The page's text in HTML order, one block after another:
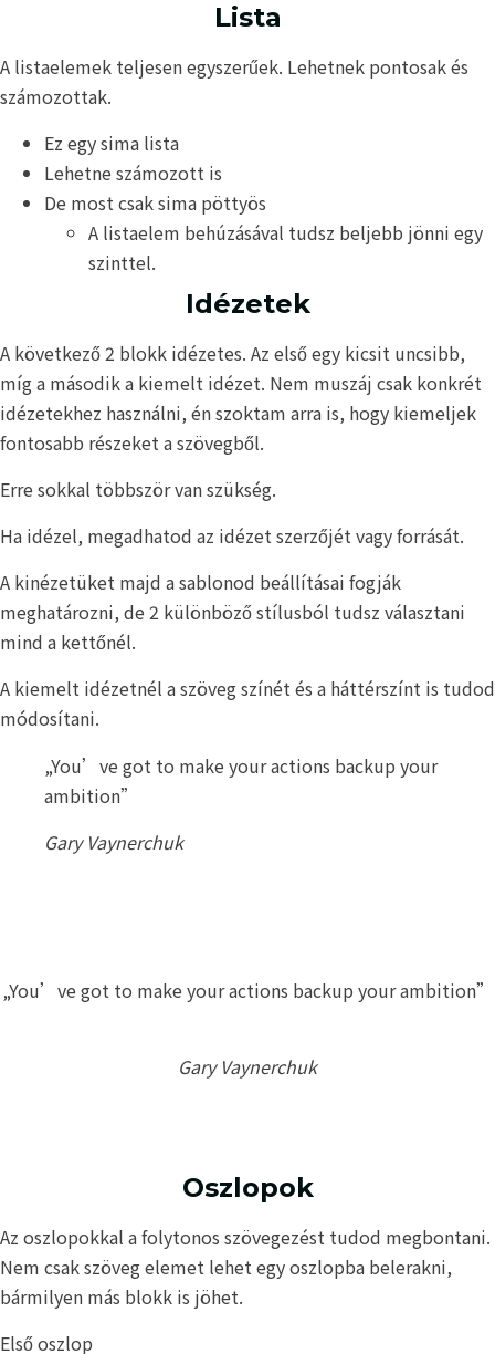
Lista
A listaelemek teljesen egyszerűek. Lehetnek pontosak és
számozottak.
Ez egy sima lista
Lehetne számozott is
De most csak sima pöttyös
A listaelem behúzásával tudsz beljebb jönni egy
szinttel.
Idézetek
A következő 2 blokk idézetes. Az első egy kicsit uncsibb,
míg a második a kiemelt idézet. Nem muszáj csak konkrét
idézetekhez használni, én szoktam arra is, hogy kiemeljek
fontosabb részeket a szövegből.
Erre sokkal többször van szükség.
Ha idézel, megadhatod az idézet szerzőjét vagy forrását.
A kinézetüket majd a sablonod beállításai fogják
meghatározni, de 2 különböző stílusból tudsz választani
mind a kettőnél.
A kiemelt idézetnél a szöveg színét és a háttérszínt is tudod
módosítani.
„You’ve got to make your actions backup your
ambition”
Gary Vaynerchuk
„You’ve got to make your actions backup your ambition”
Gary Vaynerchuk
Oszlopok
Az oszlopokkal a folytonos szövegezést tudod megbontani.
Nem csak szöveg elemet lehet egy oszlopba belerakni,
bármilyen más blokk is jöhet.
Első oszlop